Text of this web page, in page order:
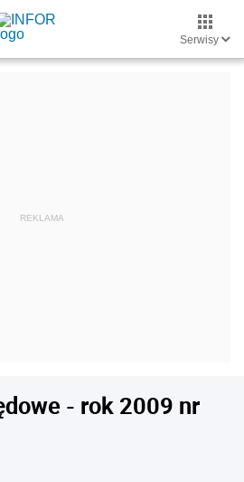
Serwisy
- rok 2009 nr